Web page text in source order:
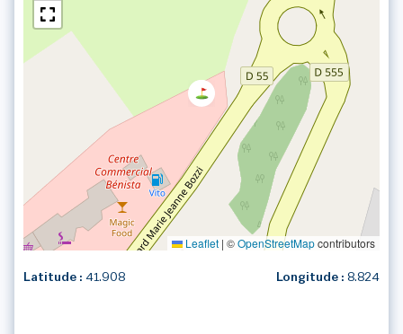
Leaflet | ©OpenStreetMapcontributors
Latitude : 41.908 Longitude : 8.824